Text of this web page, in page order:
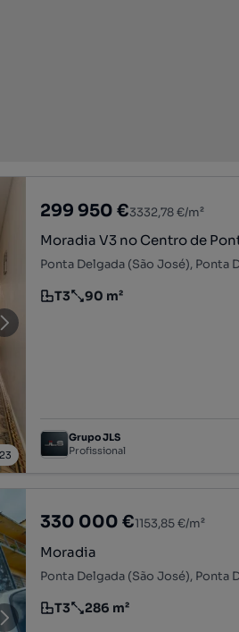
23
299 950 €3332,78 €/m²
Moradia V3 no Centro de
Ponta Delgada (São José), Ponta
Tipologia
T3
Preço por metro quadrado
90 m²
Grupo JLS
Profissional
330 000 €1153,85 €/m²
Moradia
Ponta Delgada (São José), Ponta
Tipologia
T3
Preço por metro quadrado
286 m²